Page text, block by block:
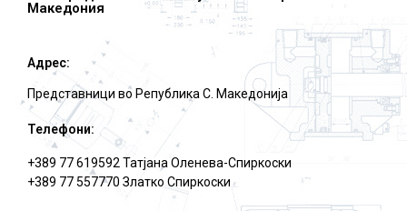
Македония
Адрес:
Представници во Република С. Македониjа
Телефони:
+389 77 619592 Татjана Оленева-Спиркоски
+389 77 557770 Златко Спиркоски